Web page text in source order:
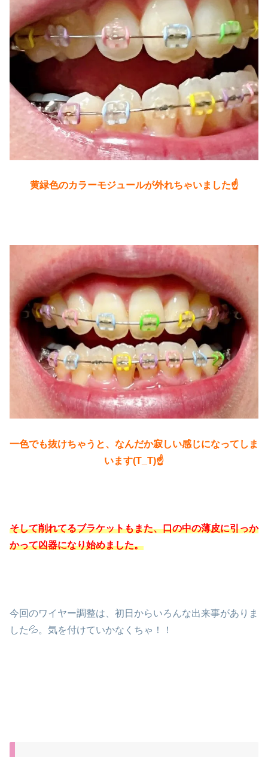
黄緑色のカラーモジュールが外れちゃいました☝
一色でも抜けちゃうと、なんだか寂しい感じになってしま
います(T_T)☝
そして削れてるブラケットもまた、口の中の薄皮に引っか
かって凶器になり始めました。
今回のワイヤー調整は、初日からいろんな出来事がありま
した💦。気を付けていかなくちゃ！！